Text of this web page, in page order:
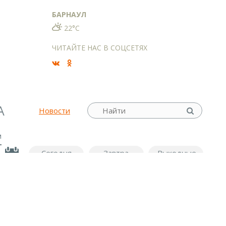
БАРНАУЛ
22°C
ЧИТАЙТЕ НАС В СОЦСЕТЯХ
Новости
Сегодня
Завтра Выходные